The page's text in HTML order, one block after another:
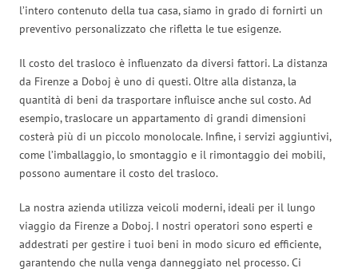
l’intero contenuto della tua casa, siamo in grado di fornirti un
preventivo personalizzato che rifletta le tue esigenze.
Il costo del trasloco è influenzato da diversi fattori. La distanza
da Firenze a Doboj è uno di questi. Oltre alla distanza, la
quantità di beni da trasportare influisce anche sul costo. Ad
esempio, traslocare un appartamento di grandi dimensioni
costerà più di un piccolo monolocale. Infine, i servizi aggiuntivi,
come l’imballaggio, lo smontaggio e il rimontaggio dei mobili,
possono aumentare il costo del trasloco.
La nostra azienda utilizza veicoli moderni, ideali per il lungo
viaggio da Firenze a Doboj. I nostri operatori sono esperti e
addestrati per gestire i tuoi beni in modo sicuro ed efficiente,
garantendo che nulla venga danneggiato nel processo. Ci